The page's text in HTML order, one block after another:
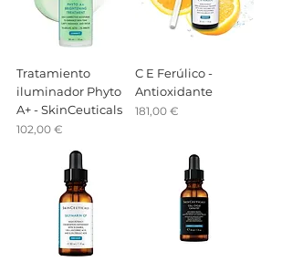
Tratamiento
iluminador Phyto
A+ - SkinCeuticals
Precio
102,00 €
C E Ferúlico -
Antioxidante
Precio
181,00 €